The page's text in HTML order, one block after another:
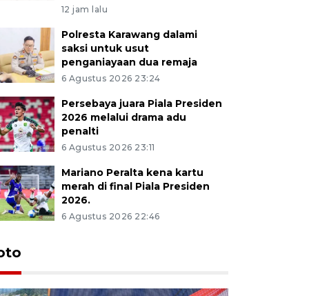
12 jam lalu
Polresta Karawang dalami
saksi untuk usut
penganiayaan dua remaja
6 Agustus 2026 23:24
Persebaya juara Piala Presiden
2026 melalui drama adu
penalti
6 Agustus 2026 23:11
Mariano Peralta kena kartu
merah di final Piala Presiden
2026.
6 Agustus 2026 22:46